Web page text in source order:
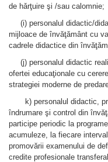
de hǎrţuire şi /sau calomnie;
(i) personalul didactic/
mijloace de învăţământ cu
cadrele didactice din
(j) personalul didactic
ofertei educaţionale cu
strategiei moderne de
k) personalul didactic,
îndrumare şi control din
participe periodic la
acumuleze, la fiecare
promovării examenului de
credite profesionale